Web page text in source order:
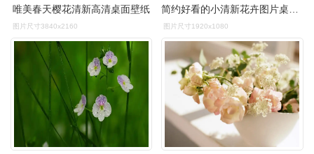
唯美春天樱花清新高清桌面壁纸
图片尺寸3840x2160
简约好看的小清新花卉图片桌面壁纸
图片尺寸1920x1080